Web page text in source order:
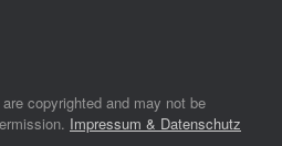
copyrighted and may not be
Impressum & Datenschutz